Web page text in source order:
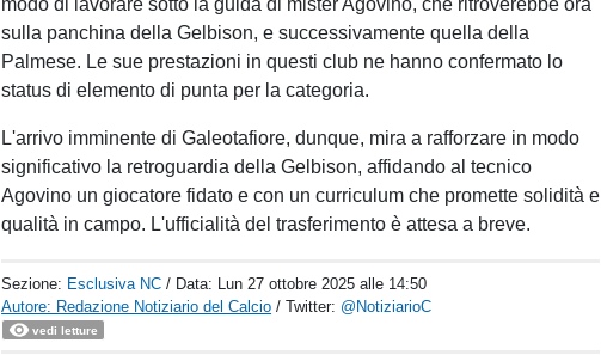
modo di lavorare sotto la guida di mister Agovino, che ritroverebbe ora
sulla panchina della Gelbison, e successivamente quella della
Palmese. Le sue prestazioni in questi club ne hanno confermato lo
status di elemento di punta per la categoria.
L'arrivo imminente di Galeotafiore, dunque, mira a rafforzare in modo
significativo la retroguardia della Gelbison, affidando al tecnico
Agovino un giocatore fidato e con un curriculum che promette solidità e
qualità in campo. L'ufficialità del trasferimento è attesa a breve.
Sezione: Esclusiva NC / Data: Lun 27 ottobre 2025 alle 14:50
Autore: Redazione Notiziario del Calcio / Twitter: @NotiziarioC
vedi letture